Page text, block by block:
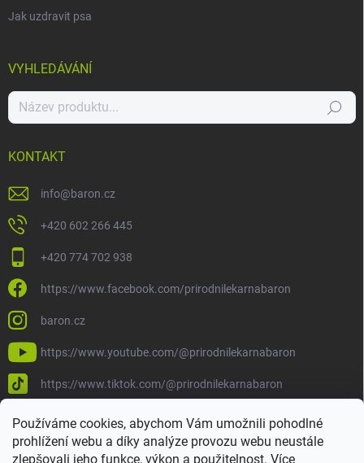
Používáme cookies, abychom Vám umožnili pohodlné
prohlížení webu a díky analýze provozu webu neustále
zlepšovali jeho funkce, výkon a použitelnost. Více
Jak uzdravit psa
VYHLEDÁVÁNÍ
Hledat
KONTAKT
info@baron.cz
+420 602 266 445
+420 774 702 938
https://www.facebook.com/prirodnilekarnabaron
baron.cz
https://www.youtube.com/@prirodnilekarnabaron
https://www.tiktok.com/@prirodnilekarnabaron